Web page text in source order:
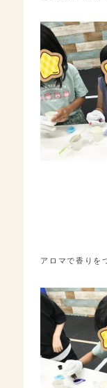
アロマで香りを